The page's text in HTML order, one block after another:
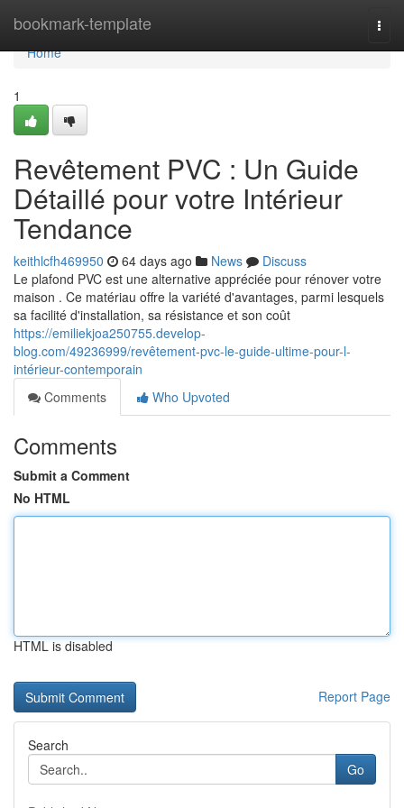
bookmark-template
Home
Home
1
Revêtement PVC : Un Guide
Détaillé pour votre Intérieur
Tendance
keithlcfh469950 64 days ago News
Discuss
Le plafond PVC est une alternative appréciée pour rénover votre
maison . Ce matériau offre la variété d'avantages, parmi lesquels
sa facilité d'installation, sa résistance et son coût
https://emiliekjoa250755.develop-
blog.com/49236999/revêtement-pvc-le-guide-ultime-pour-l-
intérieur-contemporain
Comments
Who Upvoted
Comments
Submit a Comment
No HTML
HTML is disabled
Report Page
Search
Go